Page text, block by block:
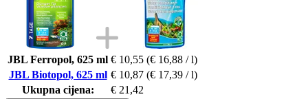
JBL Ferropol, 625 ml € 10,55 (€ 16,88 / l)
JBL Biotopol, 625 ml € 10,87 (€ 17,39 / l)
Ukupna cijena:
€ 21,42